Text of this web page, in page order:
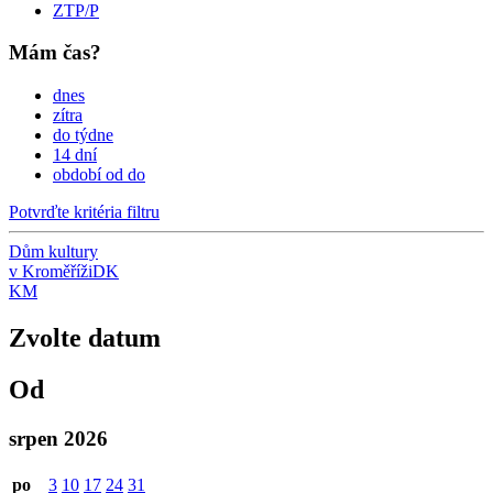
ZTP/P
Mám čas?
dnes
zítra
do týdne
14 dní
období od do
Potvrďte kritéria filtru
Dům kultury
v KroměřížiDK
KM
Zvolte datum
Od
srpen 2026
po 3 10 17 24 31